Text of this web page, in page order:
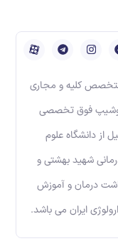
کلیه و مجاری
فوق تخصصی
از دانشگاه علوم
شهید بهشتی و
درمان و آموزش
ایران می باشد.